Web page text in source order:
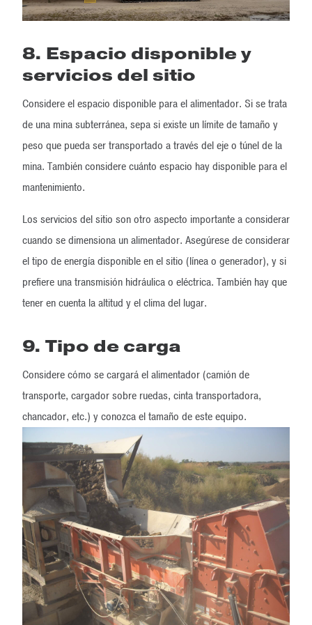
8. Espacio disponible y
servicios del sitio
Considere el espacio disponible para el alimentador. Si se trata
de una mina subterránea, sepa si existe un límite de tamaño y
peso que pueda ser transportado a través del eje o túnel de la
mina. También considere cuánto espacio hay disponible para el
mantenimiento.
Los servicios del sitio son otro aspecto importante a considerar
cuando se dimensiona un alimentador. Asegúrese de considerar
el tipo de energía disponible en el sitio (línea o generador), y si
prefiere una transmisión hidráulica o eléctrica. También hay que
tener en cuenta la altitud y el clima del lugar.
9. Tipo de carga
Considere cómo se cargará el alimentador (camión de
transporte, cargador sobre ruedas, cinta transportadora,
chancador, etc.) y conozca el tamaño de este equipo.